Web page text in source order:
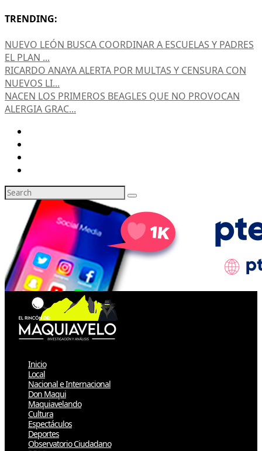
TRENDING:
NUEVO LEÓN BUSCA COORDINAR A ESCUELAS Y PADRES
EL PLAN ...
RICARDO ANAYA ALERTA POR MULTAS Y CENSURA CON
NUEVOS LI...
NACEN LOS PRIMEROS BEAGLES QUE NO PROVOCAN
ALERGIA GRAC...
Inicio
Local
Nacional e Internacional
Don Maqui
Maquiavelando
Cultura
Espectáculos
Deportes
Observatorio Ciudadano